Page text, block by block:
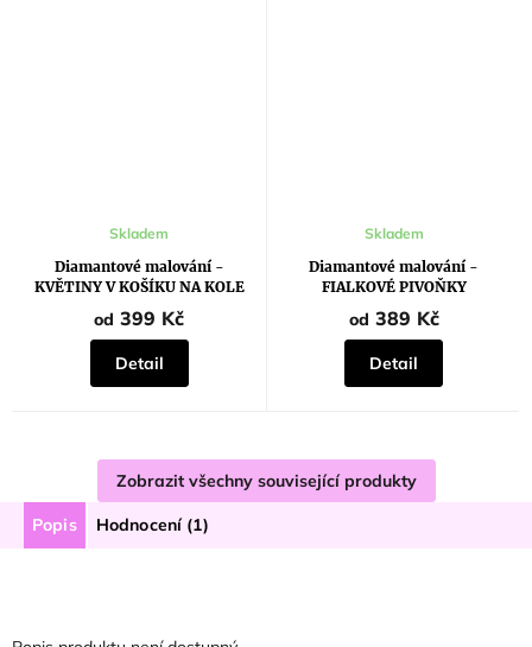
Diamantové malování -
KVĚTINY V KOŠÍKU NA KOLE
Skladem
od 399 Kč
Detail
Diamantové malování -
FIALKOVÉ PIVOŇKY
Průměrné
produktu
je
5,0
z
5
hvězdiček.
Skladem
od 389 Kč
Detail
Zobrazit všechny související produkty
Popis Hodnocení (1)